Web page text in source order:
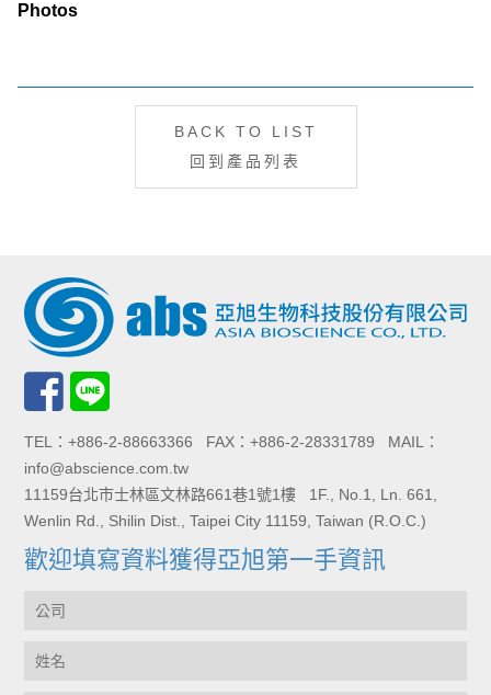
Photos
BACK TO LIST
回到產品列表
TEL：+886-2-88663366 FAX：+886-2-28331789 MAIL：
info@abscience.com.tw
11159台北市士林區文林路661巷1號1樓 1F., No.1, Ln. 661,
Wenlin Rd., Shilin Dist., Taipei City 11159, Taiwan (R.O.C.)
歡迎填寫資料獲得亞旭第一手資訊